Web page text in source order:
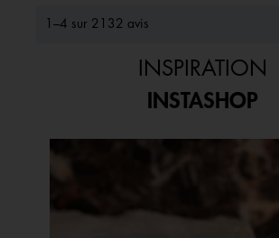
1–4 sur 2132 avis
INSPIRATION
INSTASHOP
Media Carousel
Carousel with product photos. Use the